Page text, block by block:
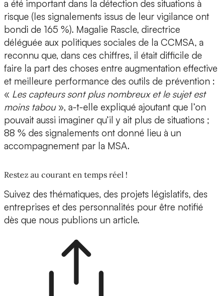
a été important dans la détection des situations à
risque (les signalements issus de leur vigilance ont
bondi de 165 %). Magalie Rascle, directrice
déléguée aux politiques sociales de la CCMSA, a
reconnu que, dans ces chiffres, il était difficile de
faire la part des choses entre augmentation effective
et meilleure performance des outils de prévention :
« Les capteurs sont plus nombreux et le sujet est
moins tabou», a-t-elle expliqué ajoutant que l’on
pouvait aussi imaginer qu’il y ait plus de situations ;
88 % des signalements ont donné lieu à un
accompagnement par la MSA.
Restez au courant en temps réel !
Suivez des thématiques, des projets législatifs, des
entreprises et des personnalités pour être notifié
dès que nous publions un article.